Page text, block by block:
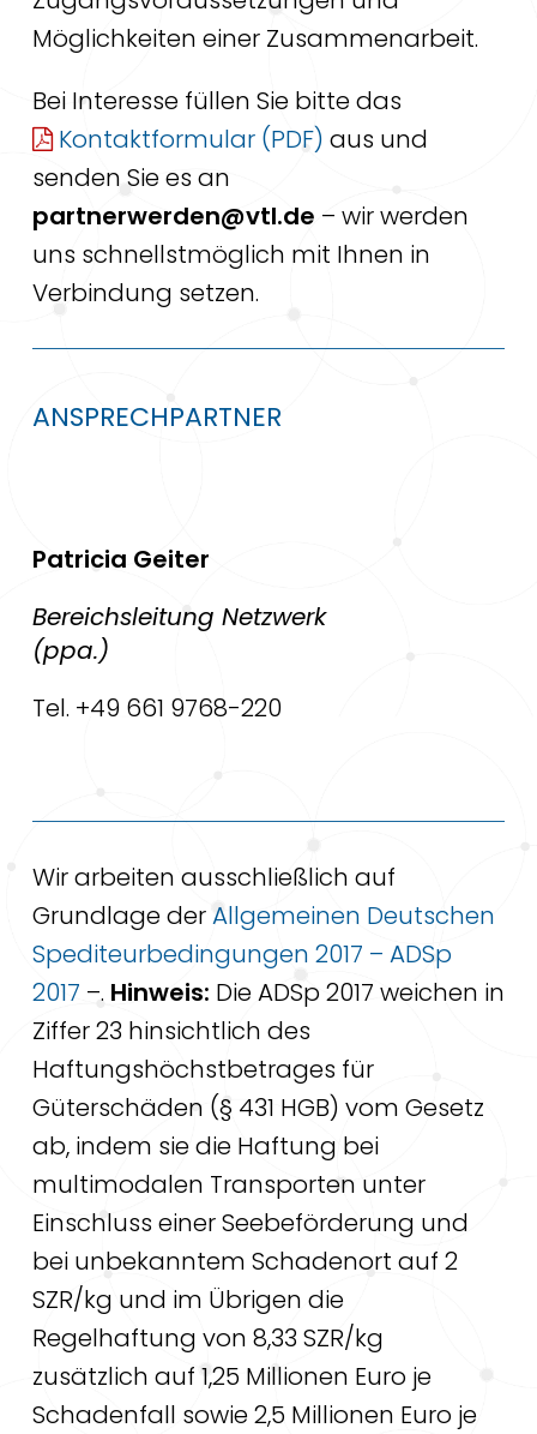
Möglichkeiten einer Zusammenarbeit.
Bei Interesse füllen Sie bitte das
Kontaktformular
aus und
senden Sie es an
partnerwerden@vtl.de – wir werden
uns schnellstmöglich mit Ihnen in
Verbindung setzen.
ANSPRECHPARTNER
Patricia Geiter
Bereichsleitung Netzwerk
(ppa.)
Tel. +49 661 9768-220
Wir arbeiten ausschließlich auf
Grundlage derAllgemeinen Deutschen
Spediteurbedingungen 2017 – ADSp
2017 –. Hinweis: Die ADSp 2017 weichen in
Ziffer 23 hinsichtlich des
Haftungshöchstbetrages für
Güterschäden (§ 431 HGB) vom Gesetz
ab, indem sie die Haftung bei
multimodalen Transporten unter
Einschluss einer Seebeförderung und
bei unbekanntem Schadenort auf 2
SZR/kg und im Übrigen die
Regelhaftung von 8,33 SZR/kg
zusätzlich auf 1,25 Millionen Euro je
Schadenfall sowie 2,5 Millionen Euro je